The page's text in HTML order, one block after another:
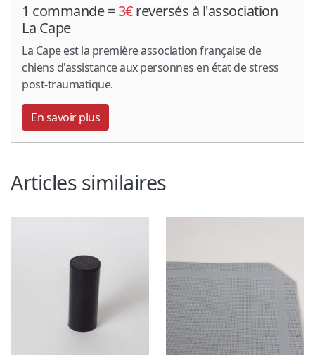
1 commande =3€reversés à l'association
La Cape
La Cape est la première association française de
chiens d'assistance aux personnes en état de stress
post-traumatique.
En savoir plus
Articles similaires